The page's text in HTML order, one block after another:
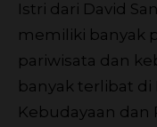
Istri dari David
memiliki banyak
pariwisata dan
banyak terlibat
Kebudayaan dan